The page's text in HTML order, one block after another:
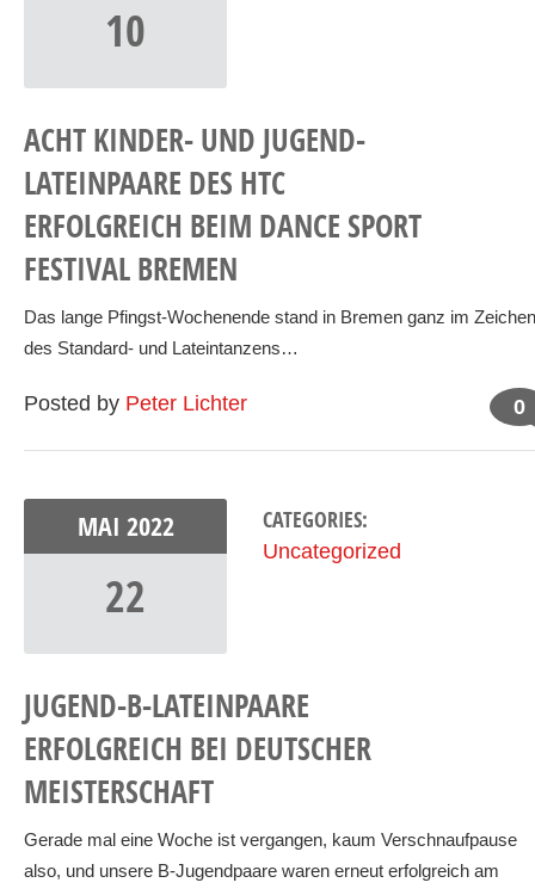
10
ACHT KINDER- UND JUGEND-
LATEINPAARE DES HTC
ERFOLGREICH BEIM DANCE SPORT
FESTIVAL BREMEN
Das lange Pfingst-Wochenende stand in Bremen ganz im Zeichen
des Standard- und Lateintanzens…
Posted by Peter Lichter 0
MAI 2022
22
CATEGORIES:
Uncategorized
JUGEND-B-LATEINPAARE
ERFOLGREICH BEI DEUTSCHER
MEISTERSCHAFT
Gerade mal eine Woche ist vergangen, kaum Verschnaufpause
also, und unsere B-Jugendpaare waren erneut erfolgreich am